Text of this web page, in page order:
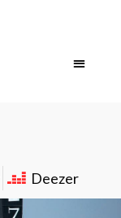
Deezer